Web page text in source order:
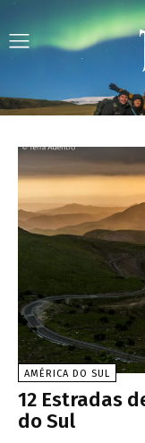
AMÉRICA DO SUL
12 Estradas
do Sul